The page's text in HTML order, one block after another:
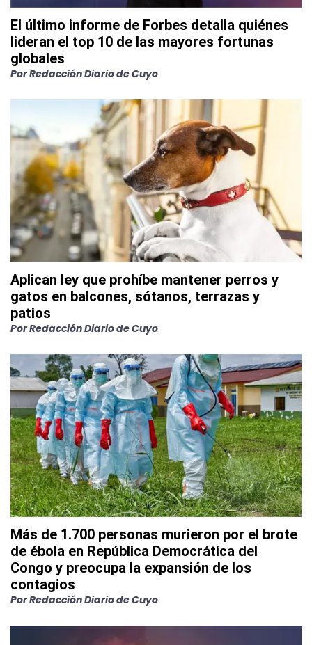
El último informe de Forbes detalla quiénes
lideran el top 10 de las mayores fortunas
globales
PorRedacción Diario de Cuyo
Aplican ley que prohíbe mantener perros y
gatos en balcones, sótanos, terrazas y
patios
PorRedacción Diario de Cuyo
Más de 1.700 personas murieron por el brote
de ébola en República Democrática del
Congo y preocupa la expansión de los
contagios
PorRedacción Diario de Cuyo